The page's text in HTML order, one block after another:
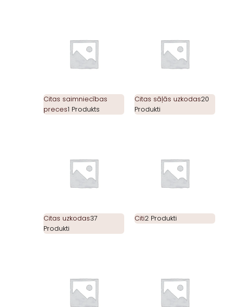
Citas saimniecības
preces1 Produkts
Citas sāļās uzkodas20
Produkti
Citas uzkodas37
Produkti
Citi2 Produkti